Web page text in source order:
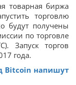
товарная биржа
торговлю
будут получены
по торговле
Запуск торгов
года.
Bitcoin напишут